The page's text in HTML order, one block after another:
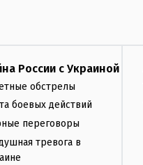
России с Украиной
обстрелы
боевых действий
переговоры
тревога в